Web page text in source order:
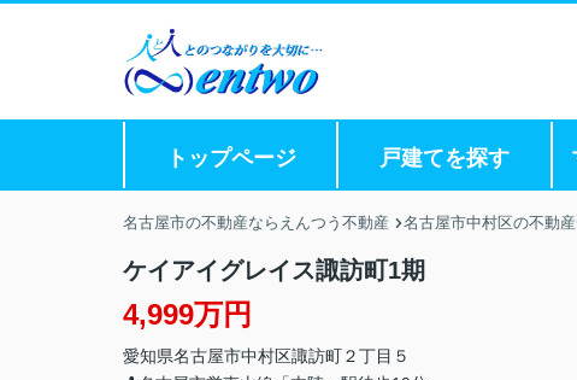
トップページ 戸建てを探す
名古屋市の不動産ならえんつう不動産 名古屋市中村区の不動
ケイアイグレイス諏訪町1期
4,999万円
愛知県名古屋市中村区諏訪町２丁目５